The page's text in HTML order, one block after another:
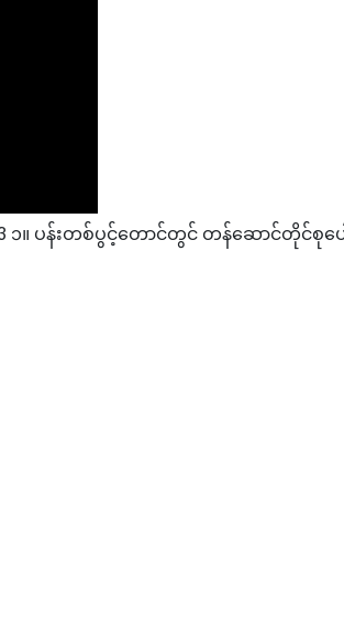
၁။ ပန်းတစ်ပွင့်တောင်တွင် တန်ဆောင်တိုင်စုပ
ဝင် တိုက်ပွဲဖြစ်စဉ်များနှင့်ပတ်သက်၍ ယနေ့နောက်ဆုံးရ
နေမှုများကြောင့် နှမ်းဈေးတစ်တင်းကို တစ်သောင်းကျ